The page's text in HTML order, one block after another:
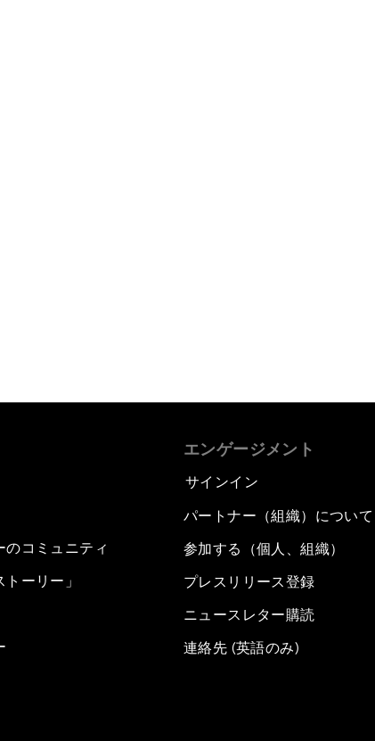
のコミュニティ
トーリー」
エンゲージメント
サインイン
パートナー（組織）について
参加する（個人、組織）
プレスリリース登録
ニュースレター購読
連絡先 (英語のみ)